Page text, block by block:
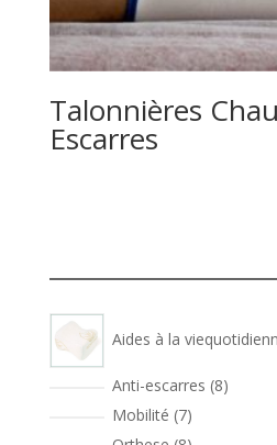
Talonnières
Escarres
Aides à la
Anti-escarres 88
Mobilité 77
produits